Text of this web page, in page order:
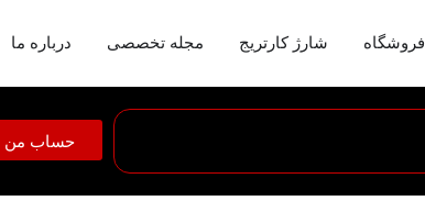
فروشگاه شارژ کارتریج مجله تخصصی درباره ما
حساب من